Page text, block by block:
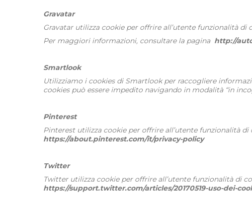
Gravatar
Gravatar utilizza cookie per offrire all’utente funzionalità di
Per maggiori informazioni, consultare la pagina http://
Smartlook
Utilizziamo i cookies di Smartlook per raccogliere
cookies può essere impedito navigando in modalità “in
Pinterest
Pinterest utilizza cookie per offrire all’utente funzionalità
https://about.pinterest.com/it/privacy-policy
Twitter
Twitter utilizza cookie per offrire all’utente funzionalità di
https://support.twitter.com/articles/20170519-uso-dei-